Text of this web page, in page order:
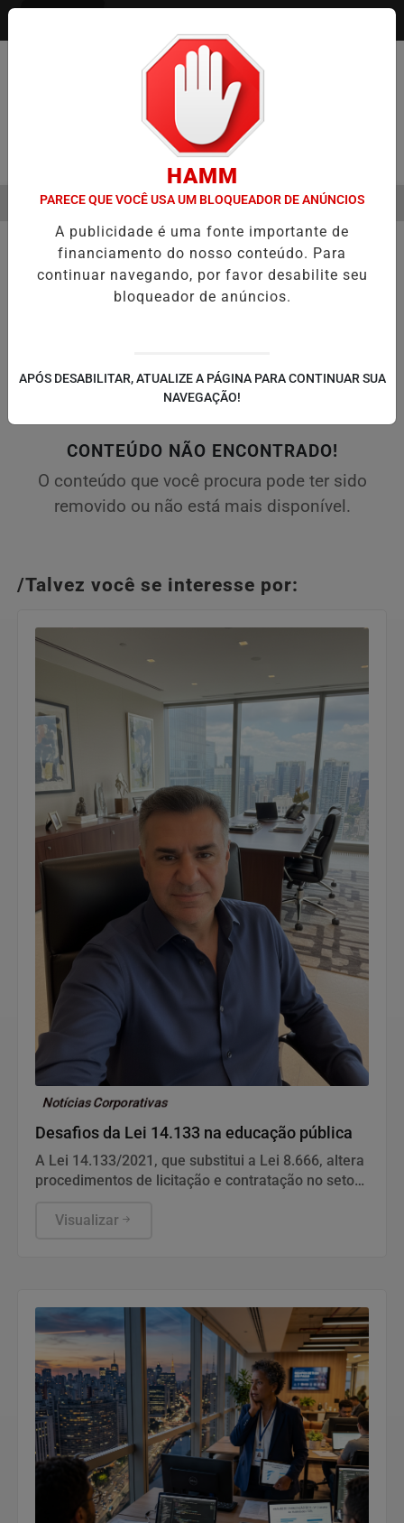
Pesquisar Notícia
ÓPTICO EM 2026 WELTON LEMOS REÚNE LIDERANÇAS DE
EM ALTA
MENU
CONTEÚDO NÃO ENCONTRADO!
O conteúdo que você procura pode ter sido
removido ou não está mais disponível.
/Talvez você se interesse por:
Notícias Corporativas
Desafios da Lei 14.133 na educação pública
A Lei 14.133/2021, que substitui a Lei 8.666, altera
procedimentos de licitação e contratação no setor
complexidade dos novos processos, falta de
público e fornecedores como caminhos para
superar as dificuldades.
Visualizar
HAMM
PARECE QUE VOCÊ USA UM BLOQUEADOR DE ANÚNCIOS
A publicidade é uma fonte importante de
financiamento do nosso conteúdo. Para
continuar navegando, por favor desabilite seu
bloqueador de anúncios.
APÓS DESABILITAR, ATUALIZE A PÁGINA PARA CONTINUAR SUA
NAVEGAÇÃO!